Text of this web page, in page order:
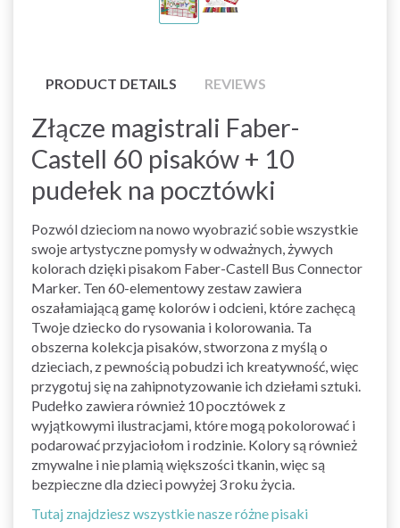
PRODUCT DETAILS REVIEWS
Złącze magistrali Faber-
Castell 60 pisaków + 10
pudełek na pocztówki
Pozwól dzieciom na nowo wyobrazić sobie wszystkie
swoje artystyczne pomysły w odważnych, żywych
kolorach dzięki pisakom Faber-Castell Bus Connector
Marker. Ten 60-elementowy zestaw zawiera
oszałamiającą gamę kolorów i odcieni, które zachęcą
Twoje dziecko do rysowania i kolorowania. Ta
obszerna kolekcja pisaków, stworzona z myślą o
dzieciach, z pewnością pobudzi ich kreatywność, więc
przygotuj się na zahipnotyzowanie ich dziełami sztuki.
Pudełko zawiera również 10 pocztówek z
wyjątkowymi ilustracjami, które mogą pokolorować i
podarować przyjaciołom i rodzinie. Kolory są również
zmywalne i nie plamią większości tkanin, więc są
bezpieczne dla dzieci powyżej 3 roku życia.
Tutaj znajdziesz wszystkie nasze różne pisaki